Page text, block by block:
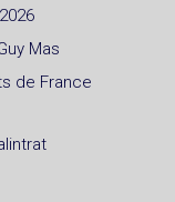
Mas
de France